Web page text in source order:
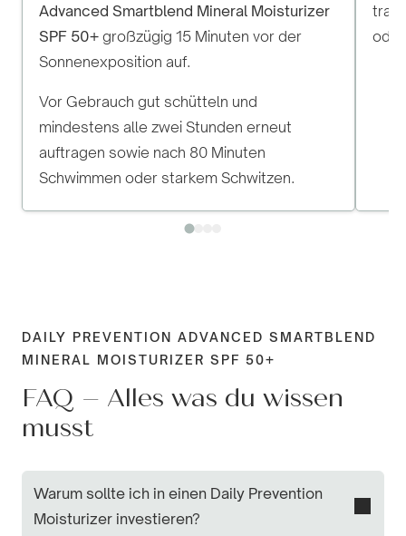
Advanced Smartblend Mineral Moisturizer
SPF 50+ großzügig 15 Minuten vor der
Sonnenexposition auf.
Vor Gebrauch gut schütteln und
mindestens alle zwei Stunden erneut
auftragen sowie nach 80 Minuten
Schwimmen oder starkem Schwitzen.
DAILY PREVENTION ADVANCED SMARTBLEND
MINERAL MOISTURIZER SPF 50+
FAQ – Alles was du wissen
musst
Warum sollte ich in einen Daily Prevention
Moisturizer investieren?